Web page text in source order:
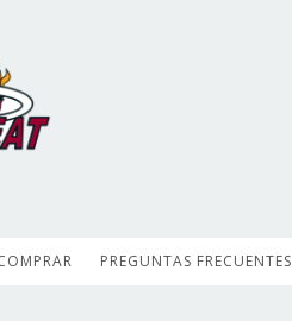
PREGUNTAS FRECUENTES